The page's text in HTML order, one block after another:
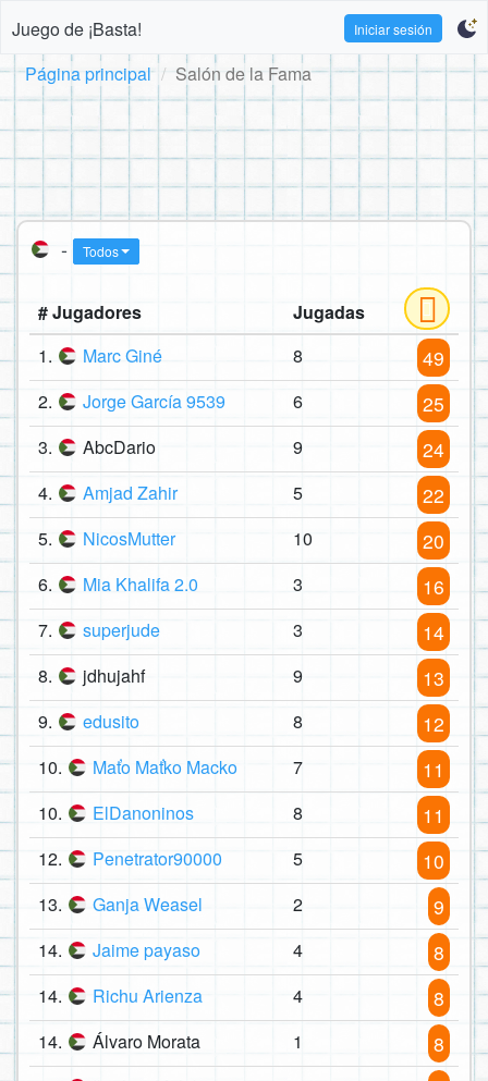
Juego de ¡Basta! Iniciar sesión
Página principal Salón de la Fama
- Todos
# Jugadores
Jugadas
1.
Marc Giné 8 49
2. Jorge García 9539 6 25
3. AbcDario 9 24
4. Amjad Zahir 5 22
5. NicosMutter 10 20
6. Mia Khalifa 2.0 3 16
7. superjude 3 14
8. jdhujahf 9 13
9. edusito 8 12
10. Maťo Maťko Macko 7 11
10. ElDanoninos 8 11
12. Penetrator90000 5 10
13. Ganja Weasel 2 9
14. Jaime payaso 4 8
14. Richu Arienza 4 8
14. Álvaro Morata 1 8